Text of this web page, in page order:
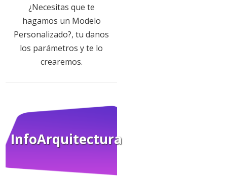
¿Necesitas que te
hagamos un Modelo
Personalizado?, tu danos
los parámetros y te lo
crearemos.
InfoArquitectura